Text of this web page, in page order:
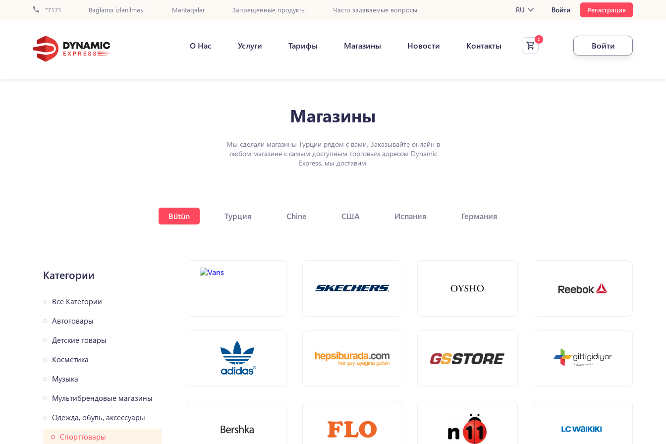
*7171 Bağlama izlənilməsi Məntəqələr Запрещенные продукты Часто задаваемые вопросы RU Войти Регистрация
О Нас Услуги Тарифы Магазины Новости Контакты Войти
Магазины
Мы сделали магазины Турции рядом с вами. Заказывайте онлайн в
любом магазине с самым доступным торговым адресом Dynamic
Express, мы доставим.
Bütün Турция Chine США Испания Германия
Категории
Все Категории
Автотовары
Детские товары
Косметика
Музыка
Мультибрендовые магазины
Одежда, обувь, аксессуары
Спорттовары